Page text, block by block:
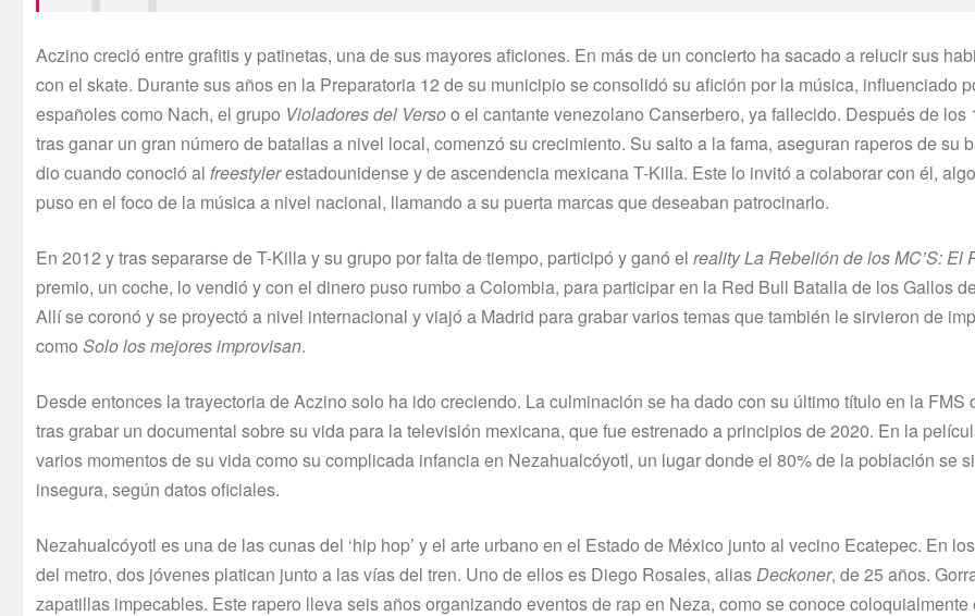
Aczino creció entre grafitis y patinetas, una de sus mayores aficiones. En más de un concierto ha sacado a relucir sus
con el skate. Durante sus años en la Preparatoria 12 de su municipio se consolidó su afición por la música, influenciado
españoles como Nach, el grupo Violadores del Versoo el cantante venezolano Canserbero, ya fallecido. Después de los
tras ganar un gran número de batallas a nivel local, comenzó su crecimiento. Su salto a la fama, aseguran raperos de su
dio cuando conoció al freestylerestadounidense y de ascendencia mexicana T-Killa. Este lo invitó a colaborar con él,
puso en el foco de la música a nivel nacional, llamando a su puerta marcas que deseaban patrocinarlo.
En 2012 y tras separarse de T-Killa y su grupo por falta de tiempo, participó y ganó el reality La Rebelión de los MC’S: El
premio, un coche, lo vendió y con el dinero puso rumbo a Colombia, para participar en la Red Bull Batalla de los Gallos
Allí se coronó y se proyectó a nivel internacional y viajó a Madrid para grabar varios temas que también le sirvieron de
como Solo los mejores improvisan.
Desde entonces la trayectoria de Aczino solo ha ido creciendo. La culminación se ha dado con su último título en la FMS
tras grabar un documental sobre su vida para la televisión mexicana, que fue estrenado a principios de 2020. En la
varios momentos de su vida como su complicada infancia en Nezahualcóyotl, un lugar donde el 80% de la población se
insegura, según datos oficiales.
Nezahualcóyotl es una de las cunas del ‘hip hop’ y el arte urbano en el Estado de México junto al vecino Ecatepec. En
del metro, dos jóvenes platican junto a las vías del tren. Uno de ellos es Diego Rosales, aliasDeckoner, de 25 años.
zapatillas impecables. Este rapero lleva seis años organizando eventos de rap en Neza, como se conoce coloquialmente